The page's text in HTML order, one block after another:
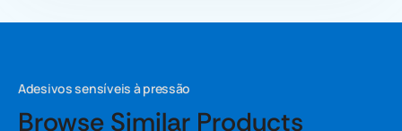
Adesivos sensíveis à pressão
Browse Similar Products